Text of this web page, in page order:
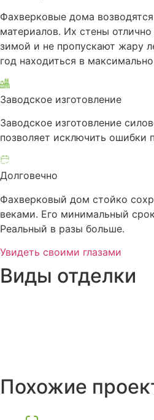
Фахверковые дома
материалов. Их стены
зимой и не пропускают жару
год находиться в
Заводское изготовление
Заводское изготовление
позволяет исключить ошибки
Долговечно
Фахверковый дом стойко
веками. Его минимальный
Реальный в разы больше.
Увидеть своими глазами
Виды отделки
Похожие